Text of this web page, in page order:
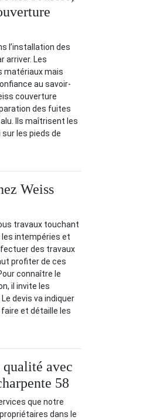
l’installation des
arriver. Les
matériaux mais
au savoir-
couverture
des fuites
Ils maîtrisent les
les pieds de
Weiss
travaux touchant
les intempéries et
des travaux
profiter de ces
connaître le
il invite les
devis va indiquer
et détaille les
avec
58
que notre
dans le